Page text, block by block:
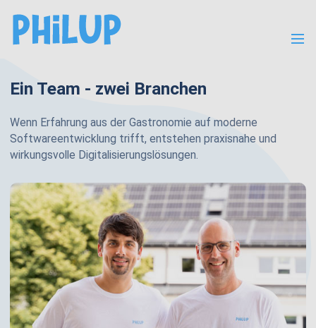
Menü
Ein Team - zwei Branchen
Wenn Erfahrung aus der Gastronomie auf moderne
Softwareentwicklung trifft, entstehen praxisnahe und
wirkungsvolle Digitalisierungslösungen.